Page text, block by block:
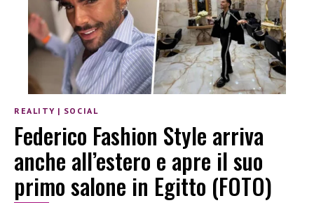
REALITY | SOCIAL
Federico Fashion Style arriva
anche all’estero e apre il suo
primo salone in Egitto (FOTO)